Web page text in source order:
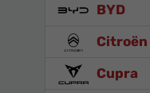
BYD
Citroën
Cupra